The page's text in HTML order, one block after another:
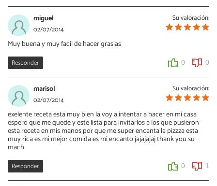
Su valoración:
miguel
02/07/2014
Muy buena y muy facil de hacer grasias
Responder 0 0
Su valoración:
marisol
02/07/2014
exelente receta esta muy bien la voy a intentar a hacer en mi casa
espero que me quede y este lista para invitarlos a los que pusieron
esta receta en mis manos por que me super encanta la pizzza esta
muy rica es mi mejor comida es mi encanto jajajajaj thank you su
mach
Responder 0 1